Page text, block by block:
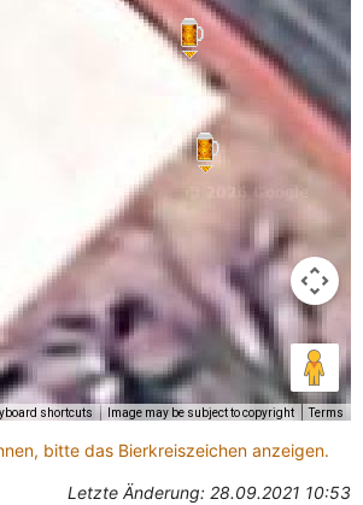
shortcuts Image may be subject to copyright Terms
bitte das Bierkreiszeichen anzeigen.
Letzte Änderung: 28.09.2021 10:53